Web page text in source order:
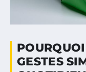
GESTES